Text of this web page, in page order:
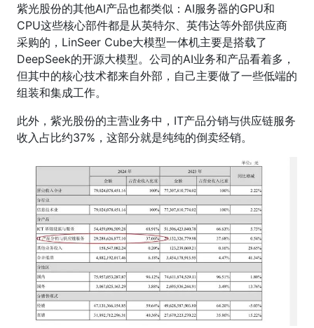
紫光股份的其他AI产品也都类似：AI服务器的GPU和
CPU这些核心部件都是从英特尔、英伟达等外部供应商
采购的，LinSeer Cube大模型一体机主要是搭载了
DeepSeek的开源大模型。公司的AI业务和产品看着多，
但其中的核心技术都来自外部，自己主要做了一些低端的
组装和集成工作。
此外，紫光股份的主营业务中，IT产品分销与供应链服务
收入占比约37%，这部分就是纯纯的倒卖经销。